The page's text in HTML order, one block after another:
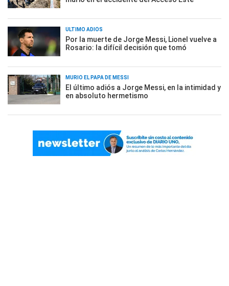
ÚLTIMO ADIÓS
Por la muerte de Jorge Messi, Lionel vuelve a
Rosario: la difícil decisión que tomó
MURIÓ EL PAPÁ DE MESSI
El último adiós a Jorge Messi, en la intimidad y
en absoluto hermetismo